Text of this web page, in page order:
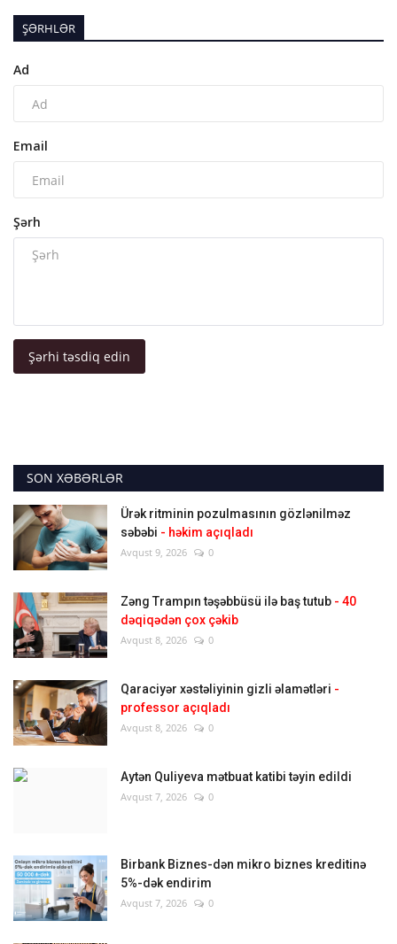
ŞƏRHLƏR
Ad
Email
Şərh
Şərhi təsdiq edin
SON XƏBƏRLƏR
Ürək ritminin pozulmasının gözlənilməz
səbəbi - həkim açıqladı
Avqust 9, 2026 0
Zəng Trampın təşəbbüsü ilə baş tutub - 40
dəqiqədən çox çəkib
Avqust 8, 2026 0
Qaraciyər xəstəliyinin gizli əlamətləri -
professor açıqladı
Avqust 8, 2026 0
Aytən Quliyeva mətbuat katibi təyin edildi
Avqust 7, 2026 0
Birbank Biznes-dən mikro biznes kreditinə
5%-dək endirim
Avqust 7, 2026 0